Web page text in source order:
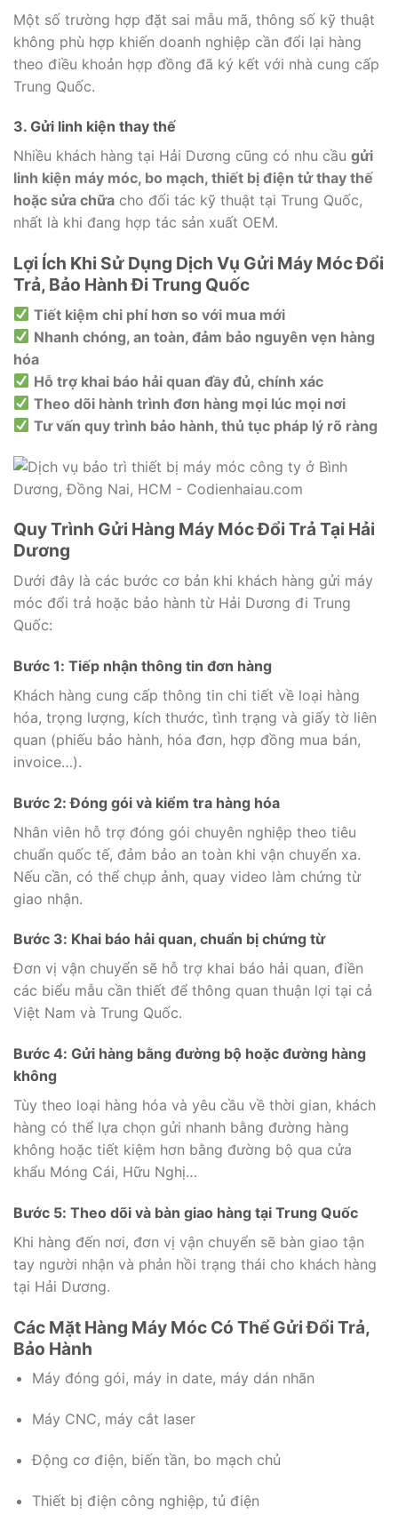
Một số trường hợp đặt sai mẫu mã, thông số kỹ thuật
không phù hợp khiến doanh nghiệp cần đổi lại hàng
theo điều khoản hợp đồng đã ký kết với nhà cung cấp
Trung Quốc.
3. Gửi linh kiện thay thế
Nhiều khách hàng tại Hải Dương cũng có nhu cầu gửi
linh kiện máy móc, bo mạch, thiết bị điện tử thay thế
hoặc sửa chữa cho đối tác kỹ thuật tại Trung Quốc,
nhất là khi đang hợp tác sản xuất OEM.
Lợi Ích Khi Sử Dụng Dịch Vụ Gửi Máy Móc Đổi
Trả, Bảo Hành Đi Trung Quốc
Tiết kiệm chi phí hơn so với mua mới
Nhanh chóng, an toàn, đảm bảo nguyên vẹn hàng
hóa
Hỗ trợ khai báo hải quan đầy đủ, chính xác
Theo dõi hành trình đơn hàng mọi lúc mọi nơi
Tư vấn quy trình bảo hành, thủ tục pháp lý rõ ràng
Quy Trình Gửi Hàng Máy Móc Đổi Trả Tại Hải
Dương
Dưới đây là các bước cơ bản khi khách hàng gửi máy
móc đổi trả hoặc bảo hành từ Hải Dương đi Trung
Quốc:
Bước 1: Tiếp nhận thông tin đơn hàng
Khách hàng cung cấp thông tin chi tiết về loại hàng
hóa, trọng lượng, kích thước, tình trạng và giấy tờ liên
quan (phiếu bảo hành, hóa đơn, hợp đồng mua bán,
invoice…).
Bước 2: Đóng gói và kiểm tra hàng hóa
Nhân viên hỗ trợ đóng gói chuyên nghiệp theo tiêu
chuẩn quốc tế, đảm bảo an toàn khi vận chuyển xa.
Nếu cần, có thể chụp ảnh, quay video làm chứng từ
giao nhận.
Bước 3: Khai báo hải quan, chuẩn bị chứng từ
Đơn vị vận chuyển sẽ hỗ trợ khai báo hải quan, điền
các biểu mẫu cần thiết để thông quan thuận lợi tại cả
Việt Nam và Trung Quốc.
Bước 4: Gửi hàng bằng đường bộ hoặc đường hàng
không
Tùy theo loại hàng hóa và yêu cầu về thời gian, khách
hàng có thể lựa chọn gửi nhanh bằng đường hàng
không hoặc tiết kiệm hơn bằng đường bộ qua cửa
khẩu Móng Cái, Hữu Nghị…
Bước 5: Theo dõi và bàn giao hàng tại Trung Quốc
Khi hàng đến nơi, đơn vị vận chuyển sẽ bàn giao tận
tay người nhận và phản hồi trạng thái cho khách hàng
tại Hải Dương.
Các Mặt Hàng Máy Móc Có Thể Gửi Đổi Trả,
Bảo Hành
Máy đóng gói, máy in date, máy dán nhãn
Máy CNC, máy cắt laser
Động cơ điện, biến tần, bo mạch chủ
Thiết bị điện công nghiệp, tủ điện